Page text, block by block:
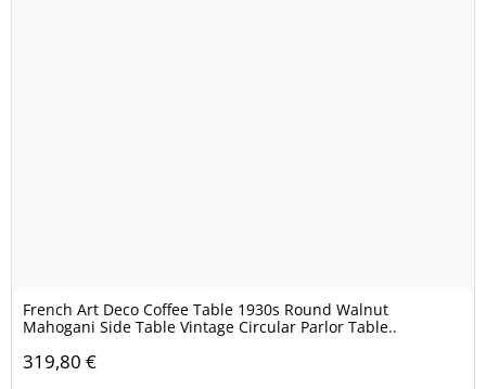
French Art Deco Coffee Table 1930s Round Walnut
Mahogani Side Table Vintage Circular Parlor Table..
319,80 €